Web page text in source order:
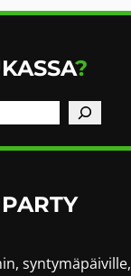
?
PARTY
syntymäpäiville,